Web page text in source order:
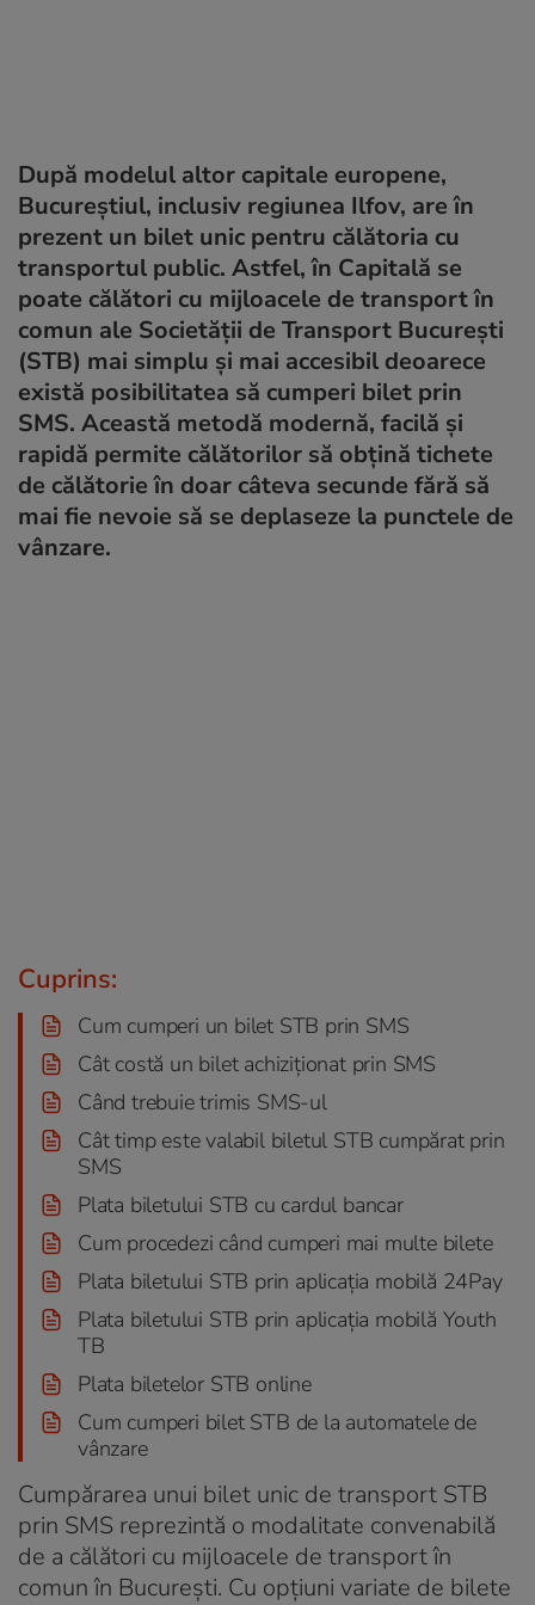
După modelul altor capitale europene,
Bucureştiul, inclusiv regiunea Ilfov, are în
prezent un bilet unic pentru călătoria cu
transportul public. Astfel, în Capitală se
poate călători cu mijloacele de transport în
comun ale Societății de Transport București
(STB) mai simplu și mai accesibil deoarece
există posibilitatea să cumperi bilet prin
SMS. Această metodă modernă, facilă și
rapidă permite călătorilor să obțină tichete
de călătorie în doar câteva secunde fără să
mai fie nevoie să se deplaseze la punctele de
vânzare.
Cuprins:
Cum cumperi un bilet STB prin SMS
Cât costă un bilet achiziţionat prin SMS
Când trebuie trimis SMS-ul
Cât timp este valabil biletul STB cumpărat prin
SMS
Plata biletului STB cu cardul bancar
Cum procedezi când cumperi mai multe bilete
Plata biletului STB prin aplicația mobilă 24Pay
Plata biletului STB prin aplicația mobilă Youth
TB
Plata biletelor STB online
Cum cumperi bilet STB de la automatele de
vânzare
Cumpărarea unui bilet unic de transport STB
prin SMS reprezintă o modalitate convenabilă
de a călători cu mijloacele de transport în
comun în București. Cu opțiuni variate de bilete